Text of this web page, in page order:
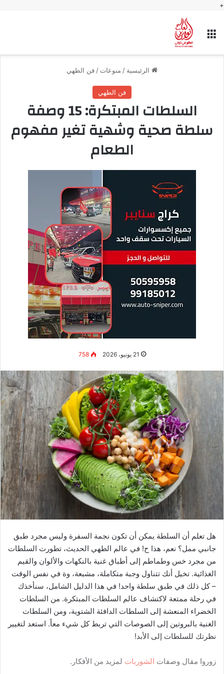
+
القائمة
الرئيسية / منوعات / فن الطهي
فن الطهي
السلطات المبتكرة: 15 وصفة
سلطة صحية وشهية تغير مفهوم
الطعام
21 يونيو، 2026 758
هل تعلم أن السلطة يمكن أن تكون نجمة السفرة وليس مجرد طبق
جانبي ممل؟ نعم، هذا ح! في عالم الطهي الحديث، تطورت السلطات
من مجرد خس وطماطم إلى أطباق غنية بالنكهات والألوان والقيم
الغذائية. تخيل أنك تتناول وجبة متكاملة، مشبعة، وة في نفس الوقت
– كل ذلك في طبق سلطة واحد! في هذا الدليل الشامل، سنأخذك
في رحلة ممتعة لاكتشاف عالم السلطات المبتكرة. من السلطات
الخضراء المنعشة إلى السلطات الدافئة الشتوية، ومن السلطات
الغنية بالبروتين إلى الصوصات التي تربط كل شيء معاً. استعد لتغيير
نظرتك للسلطات إلى الأبد!
زوروا مقال وصفات الشوربات لمزيد من الأفكار.